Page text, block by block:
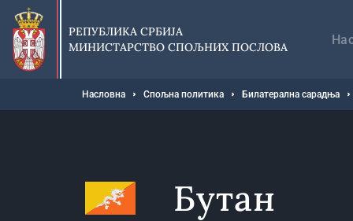
Прескочи
главни
део
садржаја
РЕПУБЛИКА СРБИЈА
МИНИСТАРСТВО СПОЉНИХ ПОСЛОВА
Мрвице
Насловна Спољна политика Билатерална сарадња
Бутан